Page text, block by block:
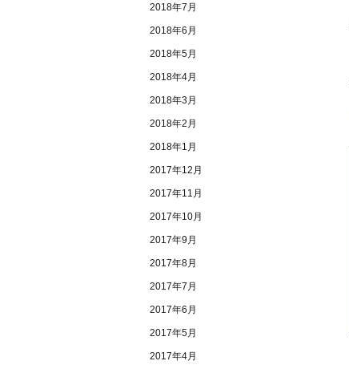
2018年7月
2018年6月
2018年5月
2018年4月
2018年3月
2018年2月
2018年1月
2017年12月
2017年11月
2017年10月
2017年9月
2017年8月
2017年7月
2017年6月
2017年5月
2017年4月